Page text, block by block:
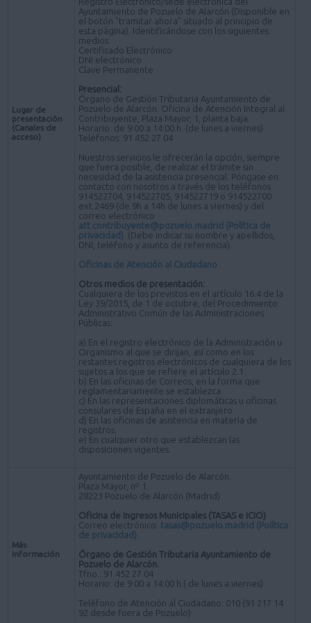
Lugar de
presentación
(Canales de
acceso)
Ayuntamiento de Pozuelo de Alarcón (Disponible en
el botón "tramitar ahora" situado al principio de
esta página). Identificándose con los siguientes
medios:
Certificado Electrónico
DNI electrónico
Clave Permanente
Presencial:
Órgano de Gestión Tributaria Ayuntamiento de
Pozuelo de Alarcón. Oficina de Atención Integral al
Contribuyente, Plaza Mayor, 1, planta baja.
Horario: de 9:00 a 14:00 h. (de lunes a viernes)
Teléfonos: 91 452 27 04
Nuestros servicios le ofrecerán la opción, siempre
que fuera posible, de realizar el trámite sin
necesidad de la asistencia presencial. Póngase en
contacto con nosotros a través de los teléfonos
914522704, 914522705, 914522719 o 914522700
ext.2469 (de 9h a 14h de lunes a viernes) y del
correo electrónico
att.contribuyente@pozuelo.madrid (Política de
privacidad) . (Debe indicar su nombre y apellidos,
DNI, teléfono y asunto de referencia).
Oficinas de Atención al Ciudadano
Otros medios de presentación:
Cualquiera de los previstos en el artículo 16.4 de la
Ley 39/2015, de 1 de octubre, del Procedimiento
Administrativo Común de las Administraciones
Públicas:
a) En el registro electrónico de la Administración u
Organismo al que se dirijan, así como en los
restantes registros electrónicos de cualquiera de los
sujetos a los que se refiere el artículo 2.1.
b) En las oficinas de Correos, en la forma que
reglamentariamente se establezca.
c) En las representaciones diplomáticas u oficinas
consulares de España en el extranjero.
d) En las oficinas de asistencia en materia de
registros.
e) En cualquier otro que establezcan las
disposiciones vigentes.
Más
información
Ayuntamiento de Pozuelo de Alarcón
Plaza Mayor, nº 1.
28223 Pozuelo de Alarcón (Madrid)
Oficina de Ingresos Municipales (TASAS e ICIO)
Correo electrónico: tasas@pozuelo.madrid (Política
de privacidad)
Órgano de Gestión Tributaria Ayuntamiento de
Pozuelo de Alarcón.
Tfno.: 91 452 27 04
Horario: de 9:00 a 14:00 h.( de lunes a viernes)
Teléfono de Atención al Ciudadano: 010 (91 217 14
92 desde fuera de Pozuelo)